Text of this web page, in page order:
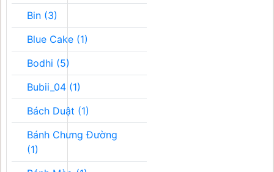
Bin (3)
Blue Cake (1)
Bodhi (5)
Bubii_04 (1)
Bách Duật (1)
Bánh Chưng Đường
(1)